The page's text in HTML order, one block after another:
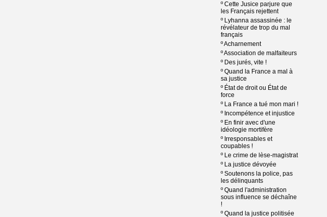
ºCette Jusice parjure que
les Français rejettent
º Lyhanna assassinée : le
révélateur de trop du mal
français
ºAcharnement
ºAssociation de malfaiteurs
º Des jurés, vite !
ºQuand la France a mal à
sa justice
º État de droit ou État de
force
º La France a tué mon mari !
º Incompétence et injustice
º En finir avec d'une
idéologie mortifère
º Irresponsables et
coupables !
º Le crime de lèse-magistrat
º La justice dévoyée
ºSoutenons la police, pas
les délinquants
ºQuand l'administration
sous influence se déchaîne
!
ºQuand la justice politisée